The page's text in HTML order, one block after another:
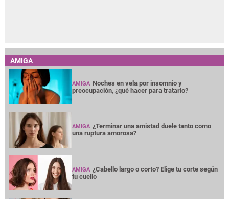
AMIGA
AMIGA Noches en vela por insomnio y
preocupación, ¿qué hacer para tratarlo?
AMIGA ¿Terminar una amistad duele tanto como
una ruptura amorosa?
AMIGA ¿Cabello largo o corto? Elige tu corte según
tu cuello